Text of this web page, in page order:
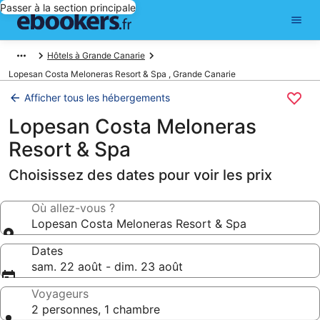
Passer à la section principale
Hôtels à Grande Canarie
Lopesan Costa Meloneras Resort & Spa , Grande Canarie
Afficher tous les hébergements
Lopesan Costa Meloneras
Resort & Spa
Choisissez des dates pour voir les prix
Où allez-vous ?
Lopesan Costa Meloneras Resort & Spa
Dates
sam. 22 août - dim. 23 août
Voyageurs
2 personnes, 1 chambre